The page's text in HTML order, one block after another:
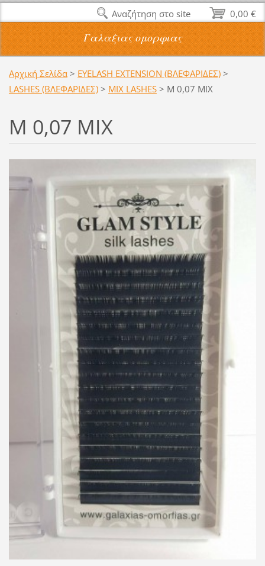
Γαλαξιας ομορφιας
Αρχική Σελίδα > EYELASH EXTENSION (ΒΛΕΦΑΡΙΔΕΣ) >
LASHES (ΒΛΕΦΑΡΙΔΕΣ) > MIX LASHES > Μ 0,07 ΜΙΧ
Μ 0,07 ΜΙΧ
0,00 €
Αναζήτηση στο site